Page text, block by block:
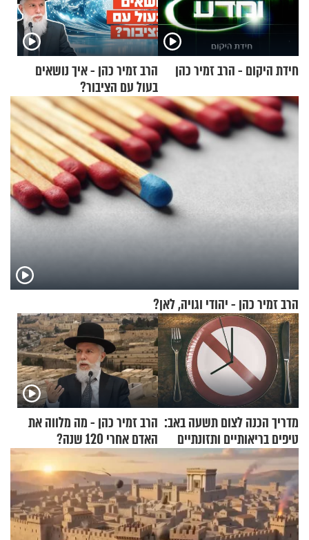
חידת היקום - הרב זמיר כהן
הרב זמיר כהן - איך נושאים
בעול עם הציבור?
הרב זמיר כהן - יהודי וגויה, לאן?
מדריך הכנה לצום תשעה באב:
טיפים בריאותיים ותזונתיים
לשמירה על הגוף
הרב זמיר כהן - מה מלווה את
האדם אחרי 120 שנה?